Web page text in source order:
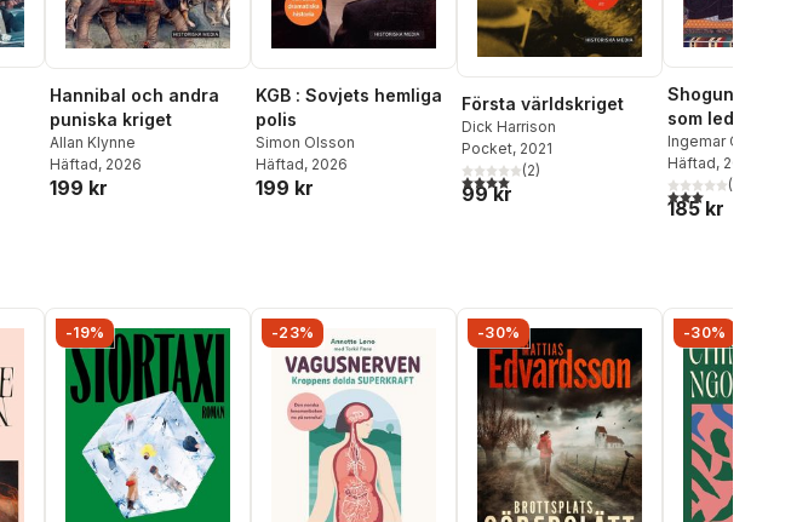
Hannibal och andra
puniska kriget
Allan Klynne
Häftad, 2026
199 kr
KGB : Sovjets hemliga
polis
Simon Olsson
Häftad, 2026
199 kr
Första världskriget
Dick Harrison
Pocket, 2021
4,0utav 5 stjärnor. Totalt antal röster:
(2)
99 kr
Shogun :
som ledde
Ingemar
Häftad, 2025
3,0utav 5(
185 kr
-19% -23% -30% -30%